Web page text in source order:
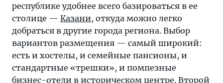
республике удобнее всего базироваться в ее
столице — Казани, откуда можно легко
добраться в другие города региона. Выбор
вариантов размещения — самый широкий:
есть и хостелы, и семейные пансионы, и
стандартные «трешки», и помпезные
бизнес-отели в историческом центре. Второй